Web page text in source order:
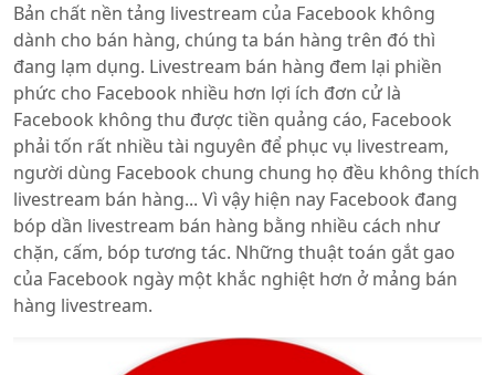
Bản chất nền tảng livestream của Facebook không
dành cho bán hàng, chúng ta bán hàng trên đó thì
đang lạm dụng. Livestream bán hàng đem lại phiền
phức cho Facebook nhiều hơn lợi ích đơn cử là
Facebook không thu được tiền quảng cáo, Facebook
phải tốn rất nhiều tài nguyên để phục vụ livestream,
người dùng Facebook chung chung họ đều không thích
livestream bán hàng... Vì vậy hiện nay Facebook đang
bóp dần livestream bán hàng bằng nhiều cách như
chặn, cấm, bóp tương tác. Những thuật toán gắt gao
của Facebook ngày một khắc nghiệt hơn ở mảng bán
hàng livestream.